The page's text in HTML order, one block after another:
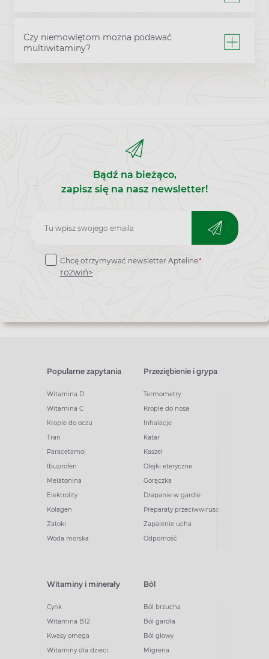
Czy niemowlętom można podawać
multiwitaminy?
Bądź na bieżąco,
zapisz się na nasz newsletter!
Zapisz
do
newslettera
Chcę otrzymywać newsletter Apteline*
rozwiń>
Popularne zapytania
Witamina D
Witamina C
Krople do oczu
Tran
Paracetamol
Ibuprofen
Melatonina
Elektrolity
Kolagen
Zatoki
Woda morska
Przeziębienie i grypa
Termometry
Krople do nosa
Inhalacje
Katar
Kaszel
Olejki eteryczne
Gorączka
Drapanie w gardle
Preparaty przeciwwirusowe
Zapalenie ucha
Odporność
Witaminy i minerały
Cynk
Witamina B12
Kwasy omega
Witaminy dla dzieci
Ból
Ból brzucha
Ból gardła
Ból głowy
Migrena